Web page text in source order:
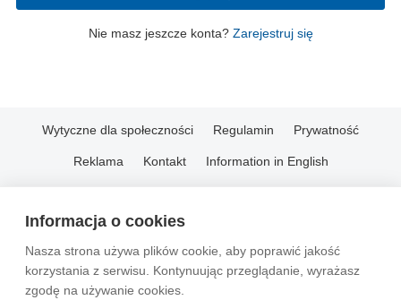
Informacja o cookies
Nasza strona używa plików cookie, aby poprawić jakość
korzystania z serwisu. Kontynuując przeglądanie, wyrażasz
zgodę na używanie cookies.
Nie masz jeszcze konta? Zarejestruj się
Wytyczne dla społeczności Regulamin Prywatność
Reklama Kontakt Information in English